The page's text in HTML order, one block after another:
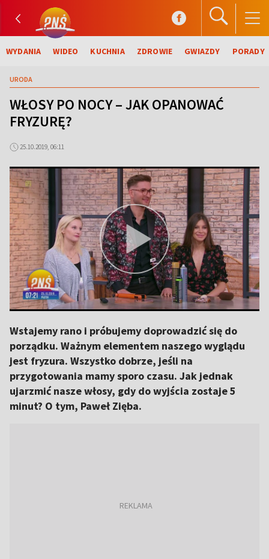
WYDANIA WIDEO KUCHNIA ZDROWIE GWIAZDY PORADY
URODA
WŁOSY PO NOCY – JAK OPANOWAĆ
FRYZURĘ?
25.10.2019, 06:11
Wstajemy rano i próbujemy doprowadzić się do
porządku. Ważnym elementem naszego wyglądu
jest fryzura. Wszystko dobrze, jeśli na
przygotowania mamy sporo czasu. Jak jednak
ujarzmić nasze włosy, gdy do wyjścia zostaje 5
minut? O tym, Paweł Zięba.